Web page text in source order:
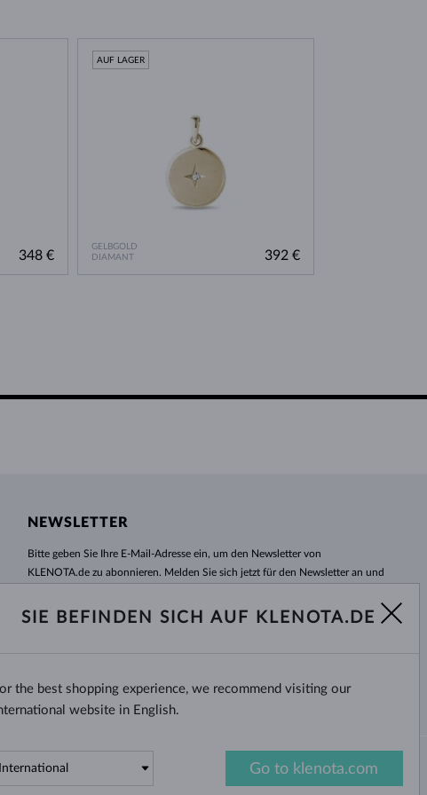
348 €
GELBGOLD
DIAMANT
AUF LAGER
392 €
NEWSLETTER
Bitte geben Sie Ihre E-Mail-Adresse ein, um den Newsletter von
KLENOTA.de zu abonnieren. Melden Sie sich jetzt für den Newsletter an und
kein Sonderangebot mehr!
Ja, ich möchte interessanteNeuigkeiten per E-Mail erhalten.
SIE BEFINDEN SICH AUF KLENOTA.DE
the best shopping experience, we recommend visiting our
website in English.
Go to klenota.com